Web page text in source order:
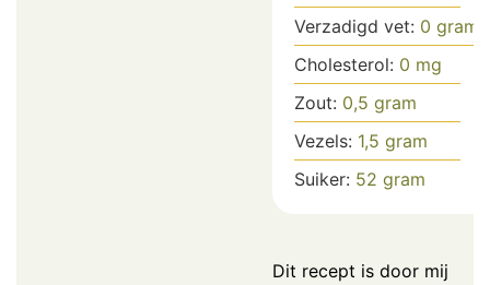
Verzadigd vet: 0 gram
Cholesterol: 0 mg
Zout: 0,5 gram
Vezels: 1,5 gram
Suiker: 52 gram
Dit recept is door mij